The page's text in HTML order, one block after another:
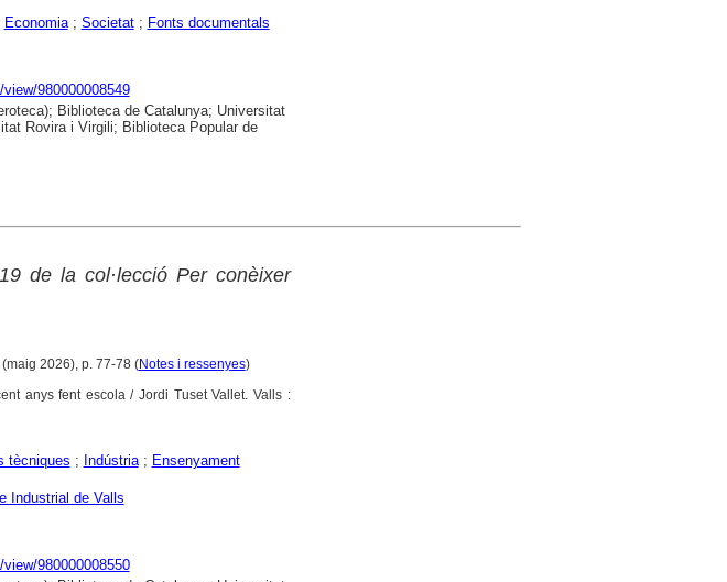
Economia; Societat; Fonts documentals
980000008549
Biblioteca de Catalunya; Universitat
Rovira i Virgili; Biblioteca Popular de
de la col·lecció Per conèixer
2026), p. 77-78 (Notes i ressenyes)
anys fent escola / Jordi Tuset Vallet. Valls :
tècniques ; Indústria; Ensenyament
Industrial de Valls
980000008550